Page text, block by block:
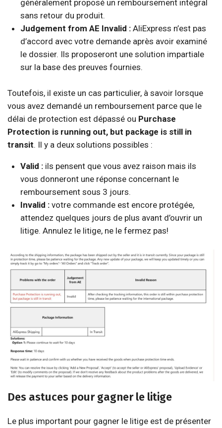
généralement proposé un remboursement intégral
sans retour du produit.
Judgement from AE Invalid : AliExpress n’est pas
d’accord avec votre demande après avoir examiné
le dossier. Ils proposeront une solution impartiale
sur la base des preuves fournies.
Toutefois, il existe un cas particulier, à savoir lorsque
vous avez demandé un remboursement parce que le
délai de protection est dépassé ou Purchase
Protection is running out, but package is still in
transit. Il y a deux solutions possibles :
Valid :ils pensent que vous avez raison mais ils
vous donneront une réponse concernant le
remboursement sous 3 jours.
Invalid :votre commande est encore protégée,
attendez quelques jours de plus avant d’ouvrir un
litige. Annulez le litige, ne le fermez pas!
Des astuces pour gagner le litige
Le plus important pour gagner le litige est de présenter